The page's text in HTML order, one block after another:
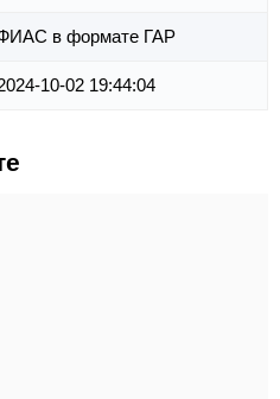
в формате ГАР
10-02 19:44:04